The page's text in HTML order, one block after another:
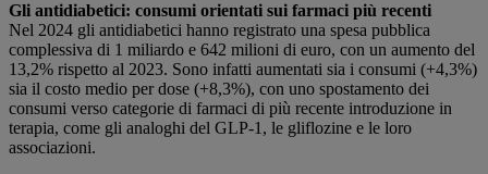
Gli antidiabetici: consumi orientati sui farmaci più recenti
Nel 2024 gli antidiabetici hanno registrato una spesa pubblica
complessiva di 1 miliardo e 642 milioni di euro, con un aumento del
13,2% rispetto al 2023. Sono infatti aumentati sia i consumi (+4,3%)
sia il costo medio per dose (+8,3%), con uno spostamento dei
consumi verso categorie di farmaci di più recente introduzione in
terapia, come gli analoghi del GLP-1, le gliflozine e le loro
associazioni.